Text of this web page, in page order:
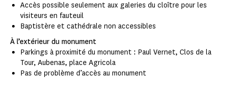
Accès possible seulement aux galeries du cloître pour les
visiteurs en fauteuil
Baptistère et cathédrale non accessibles
À l’extérieur du monument
Parkings à proximité du monument : Paul Vernet, Clos de la
Tour, Aubenas, place Agricola
Pas de problème d’accès au monument